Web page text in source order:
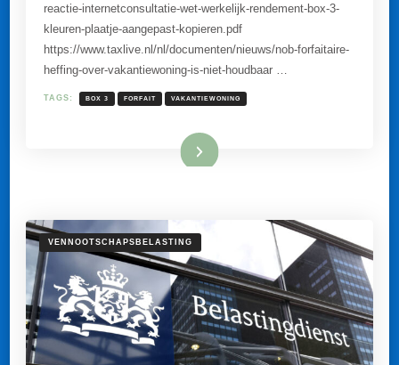
IS
HOUDBAAR.
reactie-internetconsultatie-wet-werkelijk-rendement-box-3-
kleuren-plaatje-aangepast-kopieren.pdf
https://www.taxlive.nl/nl/documenten/nieuws/nob-forfaitaire-
heffing-over-vakantiewoning-is-niet-houdbaar …
TAGS: BOX 3 FORFAIT VAKANTIEWONING
Lees meer
VENNOOTSCHAPSBELASTING